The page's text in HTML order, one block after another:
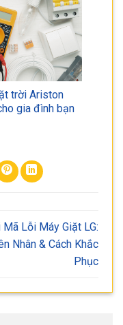
trời Ariston
gia đình bạn
Mã Lỗi Máy Giặt LG:
Nhân & Cách Khắc
Phục